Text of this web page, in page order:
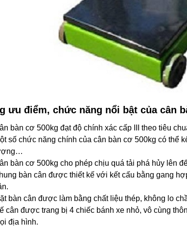
ưu điểm, chức năng nổi bật của cân
bàn cơ 500kg đạt độ chính xác cấp III theo tiêu
số chức năng chính của cân bàn cơ 500kg có thể
bàn cơ 500kg cho phép chịu quá tải phá hủy lên
bàn cân được thiết kế với kết cấu bằng gang
bàn cân được làm bằng chất liệu thép, không lo
cân được trang bị 4 chiếc bánh xe nhỏ, vô cùng
địa hình.